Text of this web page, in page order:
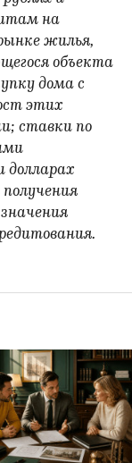
на
жилья,
объекта
дома с
этих
ставки по
долларах